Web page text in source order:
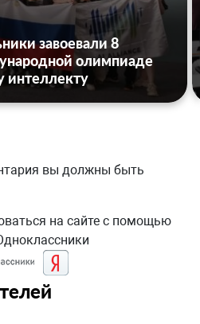
завоевали 8
олимпиаде
интеллекту
вы должны быть
на сайте с помощью